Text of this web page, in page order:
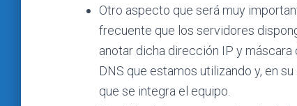
Otro aspecto que será muy
frecuente que los servidores
anotar dicha dirección IP y
DNS que estamos utilizando y, en
que se integra el equipo.